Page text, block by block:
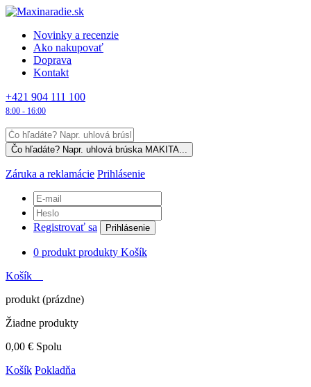
Novinky a recenzie
Ako nakupovať
Doprava
Kontakt
+421 904 111 100
8:00 - 16:00
Záruka a reklamácie Prihlásenie
Registrovať sa Prihlásenie
0 produkt produkty Košík
Košík
produkt (prázdne)
Žiadne produkty
0,00 € Spolu
Košík Pokladňa